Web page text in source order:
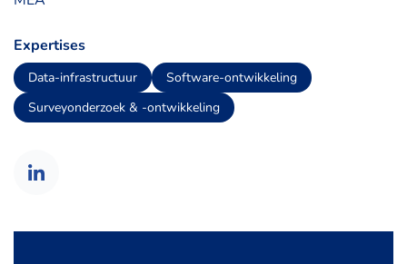
Expertises
Data-infrastructuur
Software-ontwikkeling
Surveyonderzoek & -ontwikkeling